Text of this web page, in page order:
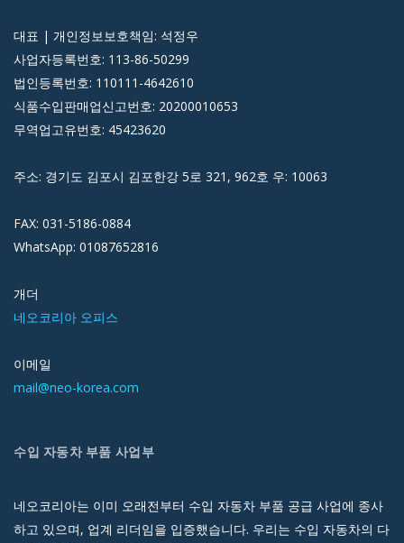
대표 | 개인정보보호책임: 석정우
사업자등록번호: 113-86-50299
법인등록번호: 110111-4642610
식품수입판매업신고번호: 20200010653
무역업고유번호: 45423620
주소: 경기도 김포시 김포한강 5로 321, 962호 우: 10063
FAX: 031-5186-0884
WhatsApp: 01087652816
개더
네오코리아 오피스
이메일
mail@neo-korea.com
수입 자동차 부품 사업부
네오코리아는 이미 오래전부터 수입 자동차 부품 공급 사업에 종사
하고 있으며, 업계 리더임을 입증했습니다. 우리는 수입 자동차의 다